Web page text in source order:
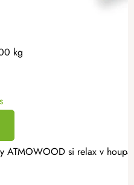
kg
ATMOWOOD si relax v